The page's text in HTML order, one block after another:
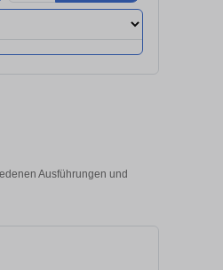
Ausführungen und